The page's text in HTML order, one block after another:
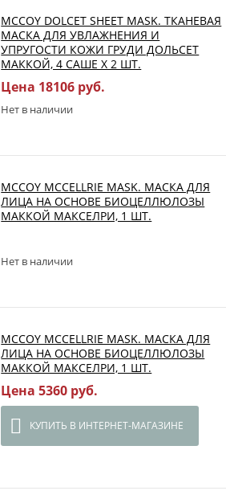
MCCOY DOLCET SHEET MASK. ТКАНЕВАЯ
МАСКА ДЛЯ УВЛАЖНЕНИЯ И
УПРУГОСТИ КОЖИ ГРУДИ ДОЛЬСЕТ
МАККОЙ, 4 САШЕ Х 2 ШТ.
Цена 18106 руб.
Нет в наличии
MCCOY MCCELLRIE MASK. МАСКА ДЛЯ
ЛИЦА НА ОСНОВЕ БИОЦЕЛЛЮЛОЗЫ
МАККОЙ МАКСЕЛРИ, 1 ШТ.
Нет в наличии
MCCOY MCCELLRIE MASK. МАСКА ДЛЯ
ЛИЦА НА ОСНОВЕ БИОЦЕЛЛЮЛОЗЫ
МАККОЙ МАКСЕЛРИ, 1 ШТ.
Цена 5360 руб.
КУПИТЬ В ИНТЕРНЕТ-МАГАЗИНЕ